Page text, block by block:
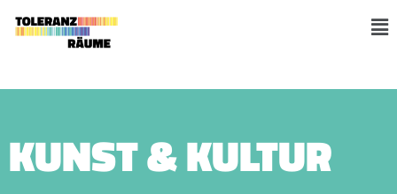
Inhalt
springen
KUNST & KULTUR